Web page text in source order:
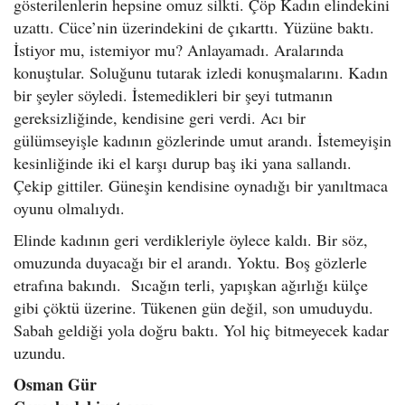
gösterilenlerin hepsine omuz silkti. Çöp Kadın elindekini
uzattı. Cüce’nin üzerindekini de çıkarttı. Yüzüne baktı.
İstiyor mu, istemiyor mu? Anlayamadı. Aralarında
konuştular. Soluğunu tutarak izledi konuşmalarını. Kadın
bir şeyler söyledi. İstemedikleri bir şeyi tutmanın
gereksizliğinde, kendisine geri verdi. Acı bir
gülümseyişle kadının gözlerinde umut arandı. İstemeyişin
kesinliğinde iki el karşı durup baş iki yana sallandı.
Çekip gittiler. Güneşin kendisine oynadığı bir yanıltmaca
oyunu olmalıydı.
Elinde kadının geri verdikleriyle öylece kaldı. Bir söz,
omuzunda duyacağı bir el arandı. Yoktu. Boş gözlerle
etrafına bakındı. Sıcağın terli, yapışkan ağırlığı külçe
gibi çöktü üzerine. Tükenen gün değil, son umuduydu.
Sabah geldiği yola doğru baktı. Yol hiç bitmeyecek kadar
uzundu.
Osman Gür